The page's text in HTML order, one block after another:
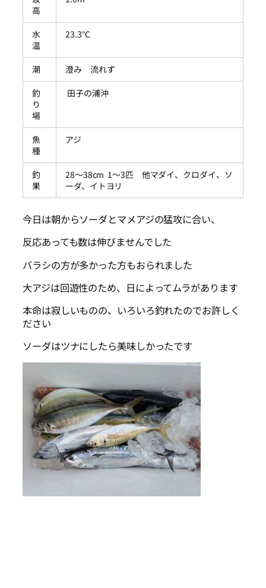
高
水
温
23.3℃
潮
澄み 流れず
釣
り
場
田子の浦沖
魚
種
アジ
釣
果
28～38cm 1～3匹 他マダイ、クロダイ、ソ
ーダ、イトヨリ
今日は朝からソーダとマメアジの猛攻に合い、
反応あっても数は伸びませんでした
バラシの方が多かった方もおられました
大アジは回遊性のため、日によってムラがあります
本命は寂しいものの、いろいろ釣れたのでお許しく
ださい
ソーダはツナにしたら美味しかったです